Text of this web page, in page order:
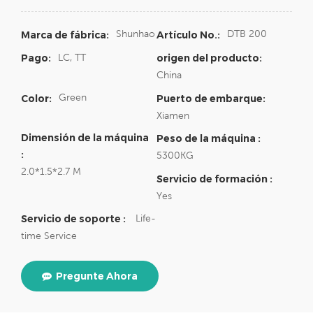
Marca de fábrica: ShunhaoArtículo No.: DTB 200
Pago: LC, TT origen del producto:
China
Color: Green Puerto de embarque:
Xiamen
Dimensión de la máquina
:
2.0*1.5*2.7 M
Peso de la máquina :
5300KG
Servicio de formación :
Yes
Servicio de soporte :
Life-
time Service
Pregunte Ahora